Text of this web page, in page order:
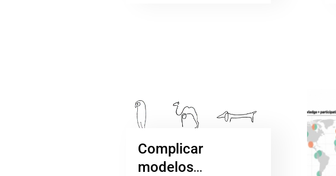
Complicar
modelos